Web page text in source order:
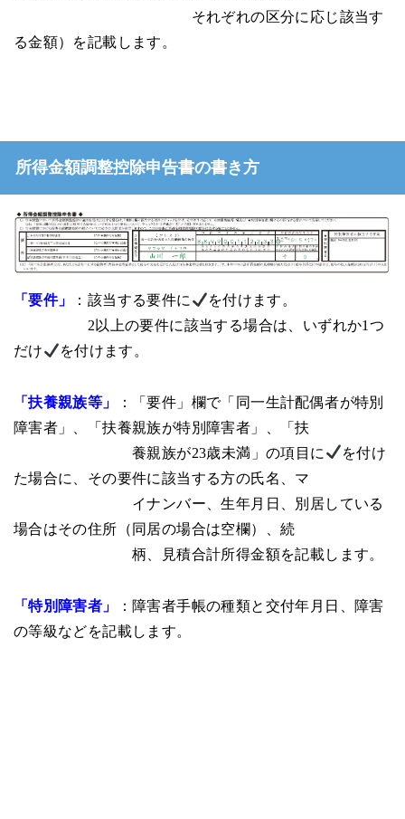
それぞれの区分に応じ該当す
る金額）を記載します。
所得金額調整控除申告書の書き方
「要件」 ：該当する要件に
を付けます。
2以上の要件に該当する場合は、いずれか1つ
だけ
を付けます。
「扶養親族等」
：「要件」欄で「同一生計配偶者が特別
障害者」、「扶養親族が特別障害者」、「扶
養親族が23歳未満」の項目に
を付け
た場合に、その要件に該当する方の氏名、マ
イナンバー、生年月日、別居している
場合はその住所（同居の場合は空欄）、続
柄、見積合計所得金額を記載します。
「特別障害者」
：障害者手帳の種類と交付年月日、障害
の等級などを記載します。